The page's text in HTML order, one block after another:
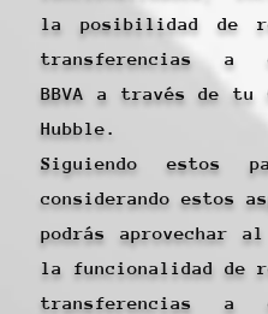
la posibilidad de
transferencias a
BBVA a través de tu
Hubble.
Siguiendo estos
considerando estos
podrás aprovechar al
la funcionalidad de
transferencias a